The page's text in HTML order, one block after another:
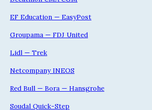
EF Education — EasyPost
Groupama — FDJ United
Lidl — Trek
Netcompany INEOS
Red Bull — Bora — Hansgrohe
Soudal Quick-Step